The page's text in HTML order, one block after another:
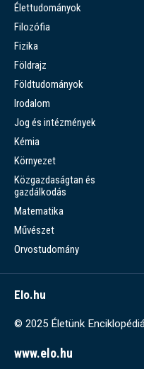
Élettudományok
Filozófia
Fizika
Földrajz
Földtudományok
Irodalom
Jog és intézmények
Kémia
Környezet
Közgazdaságtan és
gazdálkodás
Matematika
Művészet
Orvostudomány
Elo.hu
© 2025 Életünk
www.elo.hu